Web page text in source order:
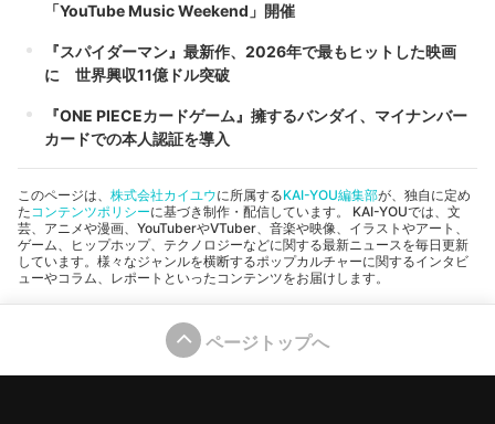
「YouTube Music Weekend」開催
『スパイダーマン』最新作、2026年で最もヒットした映画
に 世界興収11億ドル突破
『ONE PIECEカードゲーム』擁するバンダイ、マイナンバー
カードでの本人認証を導入
このページは、 株式会社カイユウに所属するKAI-YOU編集部が、独自に定め
たコンテンツポリシーに基づき制作・配信しています。 KAI-YOUでは、文
芸、アニメや漫画、YouTuberやVTuber、音楽や映像、イラストやアート、
ゲーム、ヒップホップ、テクノロジーなどに関する最新ニュースを毎日更新
しています。様々なジャンルを横断するポップカルチャーに関するインタビ
ューやコラム、レポートといったコンテンツをお届けします。
ページトップへ